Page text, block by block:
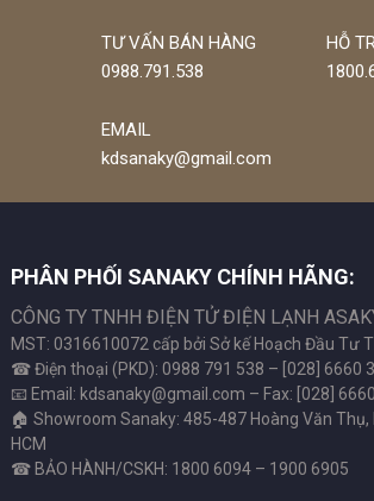
TƯ VẤN BÁN HÀNG
0988.791.538
HỖ
EMAIL
kdsanaky@gmail.com
PHÂN PHỐI SANAKY CHÍNH HÃNG:
CÔNG TY TNHH ĐIỆN TỬ ĐIỆN LẠNH
MST: 0316610072 cấp bởi Sở kế Hoạch Đầu Tư
☎ Điện thoại (PKD): 0988 791 538 – [028] 6660
📧 Email: kdsanaky@gmail.com – Fax: [028]
🏠 Showroom Sanaky: 485-487 Hoàng Văn Thụ,
HCM
☎ BẢO HÀNH/CSKH: 1800 6094 – 1900 6905